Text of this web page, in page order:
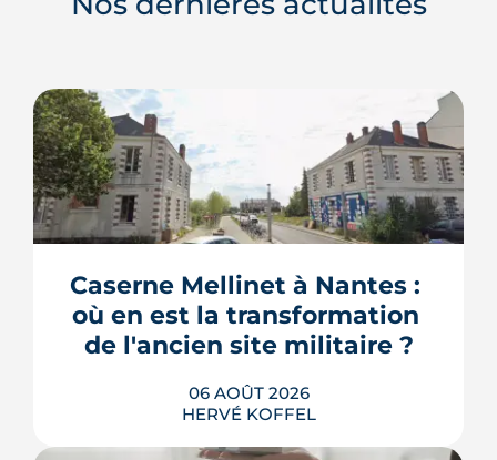
Caserne Mellinet à Nantes :
où en est la transformation
de l'ancien site militaire ?
06 AOÛT 2026
HERVÉ KOFFEL